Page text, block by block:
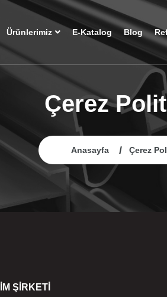
Ürünlerimiz E-Katalog Blog
Çerez
Anasayfa Çerez
ŞİRKETİ